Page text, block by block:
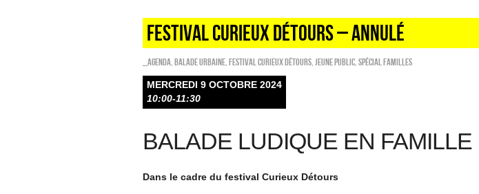
FESTIVAL CURIEUX DÉTOURS – ANNULÉ
_Agenda Balade urbaine Festival Curieux Détours Jeune public Spécial familles
MERCREDI 9 OCTOBRE 2024
10:00-11:30
BALADE LUDIQUE EN FAMILLE
Dans le cadre du festival Curieux Détours